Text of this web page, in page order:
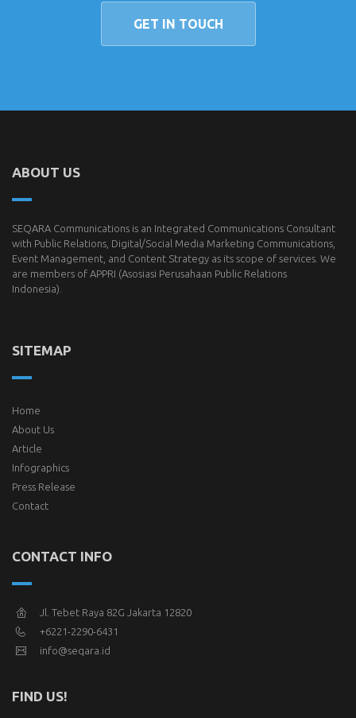
GET IN TOUCH
ABOUT US
SEQARA Communications is an Integrated Communications Consultant
with Public Relations, Digital/Social Media Marketing Communications,
Event Management, and Content Strategy as its scope of services. We
are members of APPRI (Asosiasi Perusahaan Public Relations
Indonesia).
SITEMAP
Home
About Us
Article
Infographics
Press Release
Contact
CONTACT INFO
Jl. Tebet Raya 82G Jakarta 12820
+6221-2290-6431
info@seqara.id
FIND US!